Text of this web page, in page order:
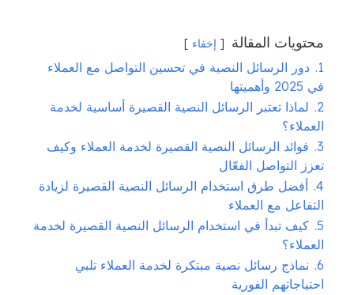
محتويات المقالة إخفاء
1. دور الرسائل النصية في تحسين التواصل مع العملاء
في 2025 وأهميتها
2. لماذا تعتبر الرسائل النصية القصيرة أساسية لخدمة
العملاء؟
3. فوائد الرسائل النصية القصيرة لخدمة العملاء وكيف
تعزز التواصل الفعّال
4. أفضل طرق استخدام الرسائل النصية القصيرة لزيادة
التفاعل مع العملاء
5. كيف تبدأ في استخدام الرسائل النصية القصيرة لخدمة
العملاء؟
6. نماذج رسائل نصية مبتكرة لخدمة العملاء تلبي
احتياجاتهم الفورية